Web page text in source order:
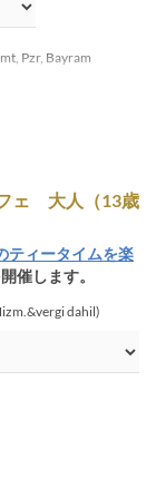
Pzr, Bayram
フェ 大人（13歳
ィータイムを楽
催します。
dahil)